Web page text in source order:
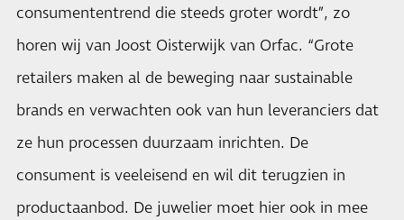
consumententrend die steeds groter wordt”, zo
horen wij van Joost Oisterwijk van Orfac. “Grote
retailers maken al de beweging naar sustainable
brands en verwachten ook van hun leveranciers dat
ze hun processen duurzaam inrichten. De
consument is veeleisend en wil dit terugzien in
productaanbod. De juwelier moet hier ook in mee